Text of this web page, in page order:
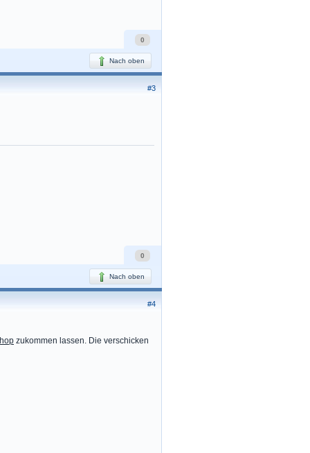
0
Nach oben
#3
0
Nach oben
#4
zukommen lassen. Die verschicken